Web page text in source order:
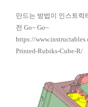
만드는 방법이 인스트럭
전 Go~ Go~
https://
Printed-Rubiks-Cube-R/